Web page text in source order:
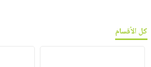
كل الأقسام